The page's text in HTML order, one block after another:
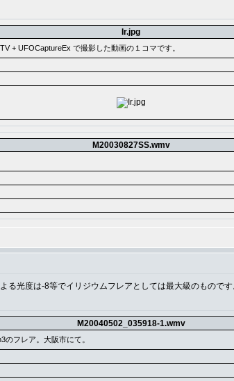
Ir.jpg
+ UFOCaptureEx で撮影した動画の１コマです。
M20030827SS.wmv
光度は-8等でイリジウムフレアとしては最大級のものです
M20040502_035918-1.wmv
のフレア。大阪市にて。